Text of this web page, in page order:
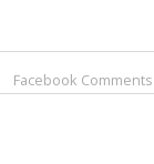
Facebook Comments